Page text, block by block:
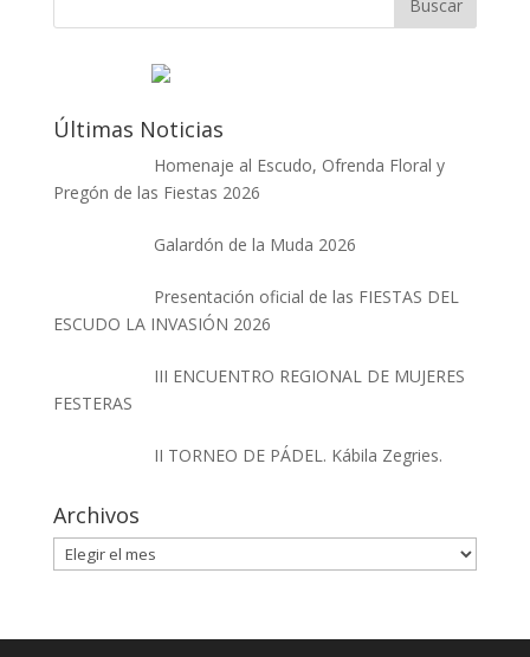
Últimas Noticias
Homenaje al Escudo, Ofrenda Floral y
Pregón de las Fiestas 2026
Galardón de la Muda 2026
Presentación oficial de las FIESTAS DEL
ESCUDO LA INVASIÓN 2026
III ENCUENTRO REGIONAL DE MUJERES
FESTERAS
II TORNEO DE PÁDEL. Kábila Zegries.
Archivos
Archivos